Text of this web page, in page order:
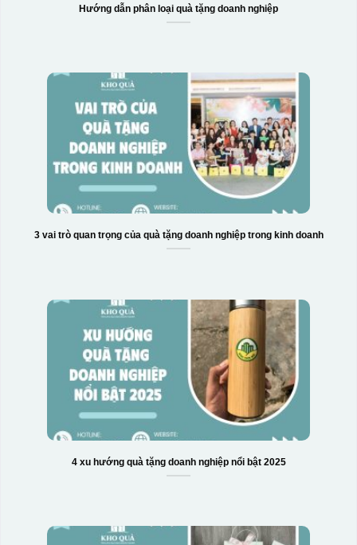
Hướng dẫn phân loại quà tặng doanh nghiệp
3 vai trò quan trọng của quà tặng doanh nghiệp trong kinh doanh
4 xu hướng quà tặng doanh nghiệp nổi bật 2025